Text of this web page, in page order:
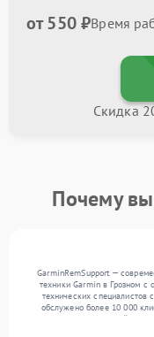
от 550 ₽Время
Скидка
Почему
GarminRemSupport —
техники Garmin в Грозном
технических специалистов
обслужено более 10 000
Ежемесячно в сервисный
устраняем поломки любой